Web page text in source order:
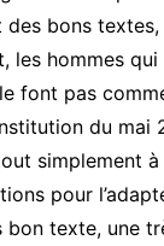
des bons textes,
les hommes
font pas
du mai
simplement
pour
bon texte, une